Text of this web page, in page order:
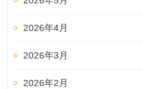
2026年4月
2026年3月
2026年2月